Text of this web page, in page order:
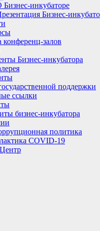
Бизнес-инкубаторе
Бизнес-
конференц-залов
Бизнес-инкубатора
поддержки
ссылки
бизнес-инкубатора
политика
COVID-19